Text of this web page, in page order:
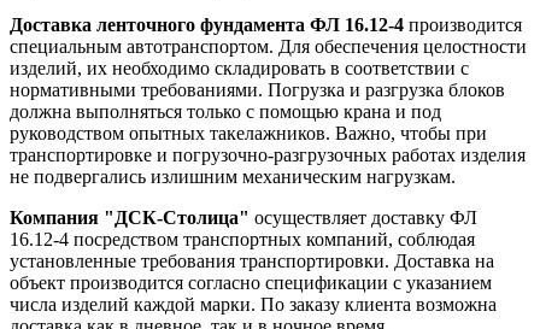
Доставка ленточного фундамента ФЛ 16.12-4 производится
специальным автотранспортом. Для обеспечения целостности
изделий, их необходимо складировать в соответствии с
нормативными требованиями. Погрузка и разгрузка блоков
должна выполняться только с помощью крана и под
руководством опытных такелажников. Важно, чтобы при
транспортировке и погрузочно-разгрузочных работах изделия
не подвергались излишним механическим нагрузкам.
Компания "ДСК-Столица" осуществляет доставку ФЛ
16.12-4 посредством транспортных компаний, соблюдая
установленные требования транспортировки. Доставка на
объект производится согласно спецификации с указанием
числа изделий каждой марки. По заказу клиента возможна